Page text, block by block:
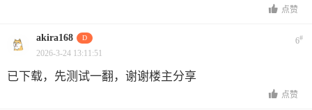
点赞
akira168 D 6#
2026-3-24 13:11:51
已下载，先测试一翻，谢谢楼主分享
点赞